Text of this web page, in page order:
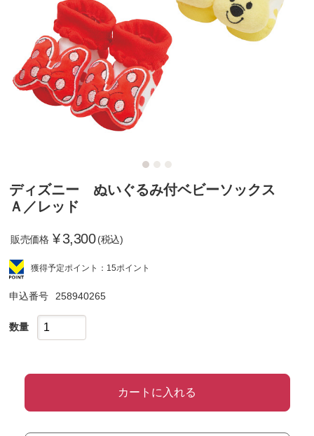
ディズニー ぬいぐるみ付ベビーソックス
Ａ／レッド
販売価格 ¥3,300 (税込)
獲得予定ポイント：15ポイント
申込番号 258940265
数量
カートに入れる